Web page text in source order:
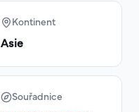
Kontinent
Asie
Souřadnice